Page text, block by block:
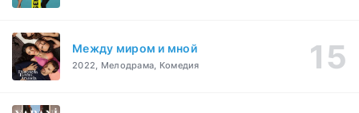
Между миром и мной
2022, Мелодрама, Комедия